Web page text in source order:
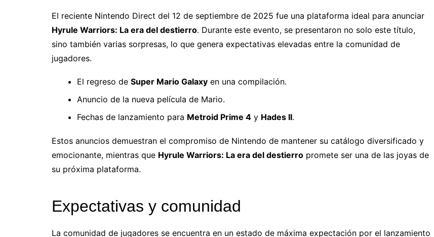
El reciente Nintendo Direct del 12 de septiembre de 2025 fue una plataforma ideal para anunciar
Hyrule Warriors: La era del destierro. Durante este evento, se presentaron no solo este título,
sino también varias sorpresas, lo que genera expectativas elevadas entre la comunidad de
jugadores.
El regreso de Super Mario Galaxy en una compilación.
Anuncio de la nueva película de Mario.
Fechas de lanzamiento para Metroid Prime 4 y Hades II.
Estos anuncios demuestran el compromiso de Nintendo de mantener su catálogo diversificado y
emocionante, mientras que Hyrule Warriors: La era del destierro promete ser una de las joyas de
su próxima plataforma.
Expectativas y comunidad
La comunidad de jugadores se encuentra en un estado de máxima expectación por el lanzamiento